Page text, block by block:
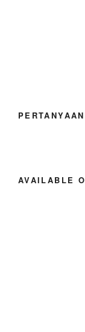
AVAILABLE